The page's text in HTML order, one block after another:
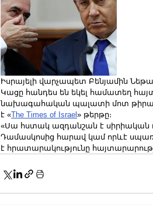
Իսրայելի վարչապետ Բենյամին
Կացը հանդես են եկել համատեղ
նախագահական պալատի մոտ
է «The Times of Israel » թերթը։
«Սա հստակ ազդանշան է սիրիական
Դամասկոսից հարավ կամ որևէ
է հրատարակությունը